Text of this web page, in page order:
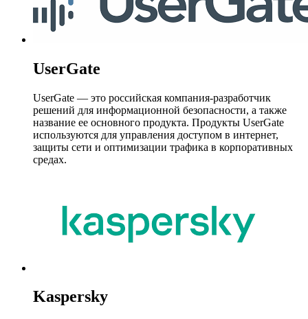
UserGate
UserGate — это российская компания-разработчик
решений для информационной безопасности, а также
название ее основного продукта. Продукты UserGate
используются для управления доступом в интернет,
защиты сети и оптимизации трафика в корпоративных
средах.
Kaspersky